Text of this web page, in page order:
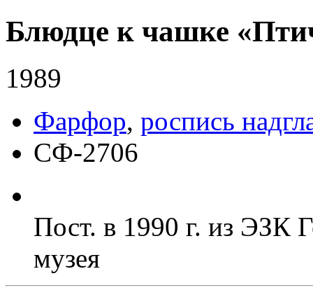
Блюдце к чашке
1989
Фарфор, роспись
СФ-2706
Пост. в 1990 г. из ЭЗК
музея